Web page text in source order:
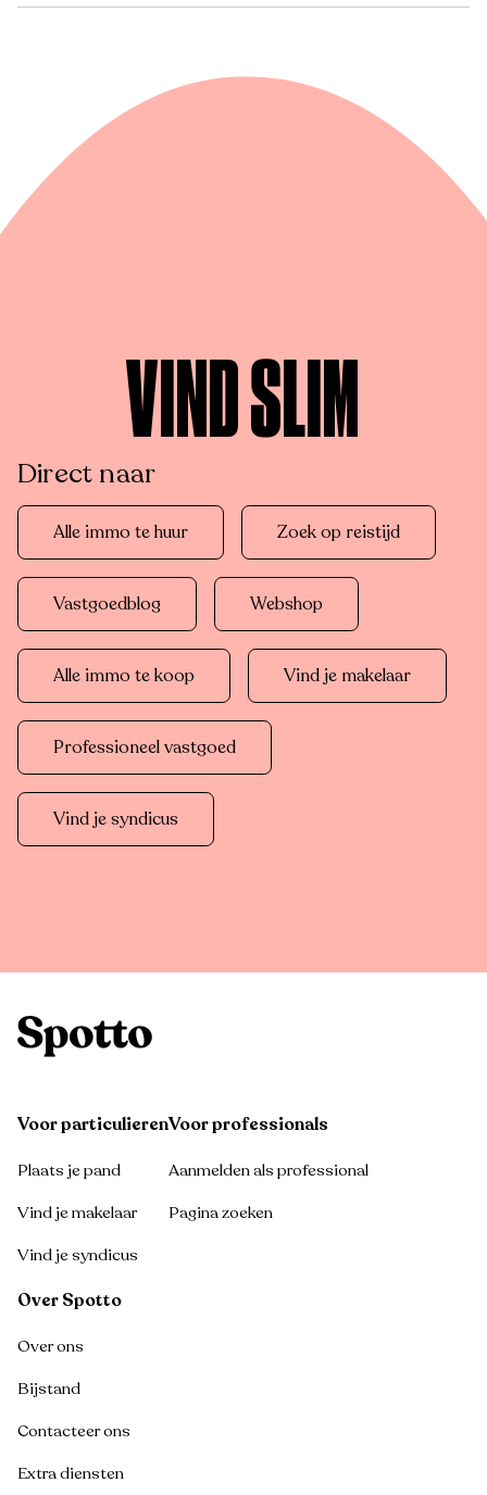
VIND SLIM
Direct naar
Alle immo te huur Zoek op reistijd
Vastgoedblog Webshop
Alle immo te koop Vind je makelaar
Professioneel vastgoed
Vind je syndicus
Voor particulieren
Plaats je pand
Vind je makelaar
Vind je syndicus
Voor professionals
Aanmelden als professional
Pagina zoeken
Over Spotto
Over ons
Bijstand
Contacteer ons
Extra diensten